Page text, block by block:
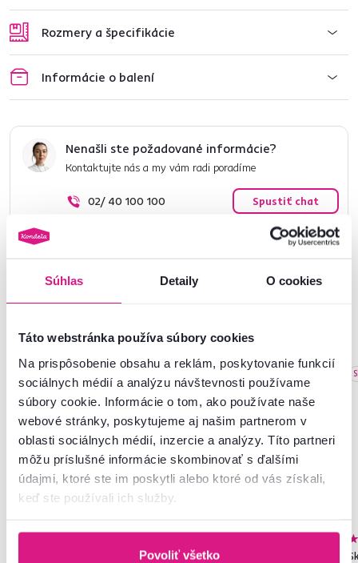
Súhlas Detaily O cookies
Táto webstránka používa súbory cookies
Na prispôsobenie obsahu a reklám, poskytovanie funkcií
sociálnych médií a analýzu návštevnosti používame
súbory cookie. Informácie o tom, ako používate naše
webové stránky, poskytujeme aj našim partnerom v
oblasti sociálnych médií, inzercie a analýzy. Títo partneri
môžu príslušné informácie skombinovať s ďalšími
údajmi, ktoré ste im poskytli alebo ktoré od vás získali,
keď ste používali ich služby.
Povoliť všetko
Rozmery a špecifikácie
Informácie o balení
Nenašli ste požadované informácie?
Kontaktujte nás a my vám radi poradíme
02/ 40 100 100 Spustiť chat
Slovenský výrobok
Skriňa, policová, dvojdverová,
Slovenský výrobok
Vešiaková skriňa s policami, dub